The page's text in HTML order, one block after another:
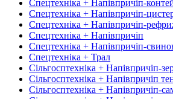
Спецтехніка + Напівпричіп-
Спецтехніка + Напівпричіп-
Спецтехніка + Напівпричіп-
Спецтехніка + Напівпричіп
Спецтехніка + Напівпричіп-
Спецтехніка + Трал
Сільгосптехніка + Напівпричіп-
Сільгосптехніка + Напівпричіп
Сільгосптехніка + Напівпричіп-